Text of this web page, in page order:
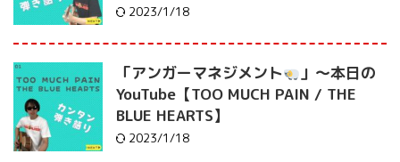
2023/1/18
「アンガーマネジメント
」〜本日の
YouTube【TOO MUCH PAIN / THE
BLUE HEARTS】
2023/1/18